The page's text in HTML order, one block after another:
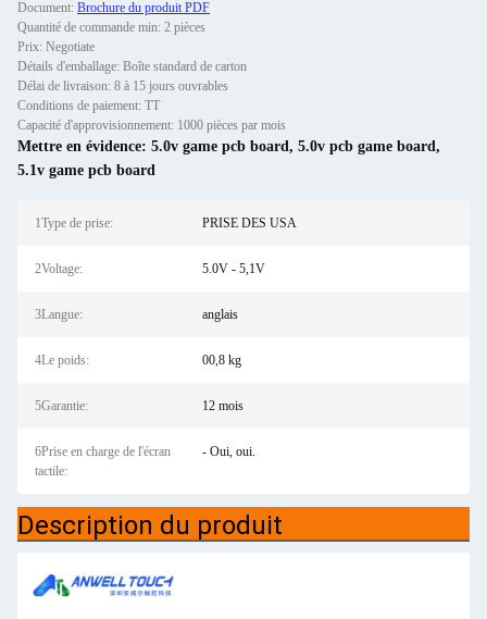
Document: Brochure du produit PDF
Quantité de commande min: 2 pièces
Prix: Negotiate
Détails d'emballage: Boîte standard de carton
Délai de livraison: 8 à 15 jours ouvrables
Conditions de paiement: TT
Capacité d'approvisionnement: 1000 pièces par mois
Mettre en évidence: 5.0v game pcb board, 5.0v pcb game board,
5.1v game pcb board
1Type de prise: PRISE DES USA
2Voltage: 5.0V - 5,1V
3Langue: anglais
4Le poids: 00,8 kg
5Garantie: 12 mois
6Prise en charge de l'écran
tactile:
- Oui, oui.
Description du produit